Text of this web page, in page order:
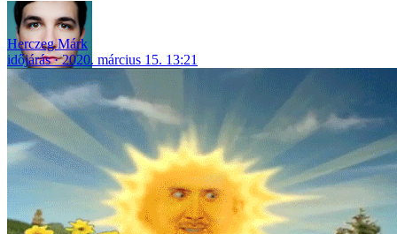
Herczeg Márk
időjárás
2020. március 15. 13:21